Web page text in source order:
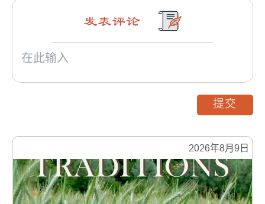
2026年8月9日
发表评论
提交